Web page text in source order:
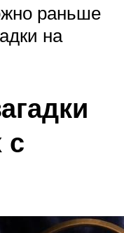
раньше
на
с